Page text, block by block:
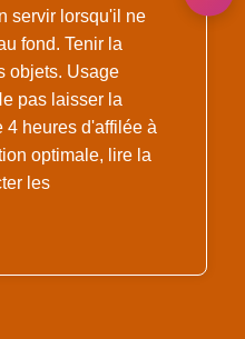
servir lorsqu'il ne
fond. Tenir la
objets. Usage
pas laisser la
4 heures d'affilée à
optimale, lire la
les